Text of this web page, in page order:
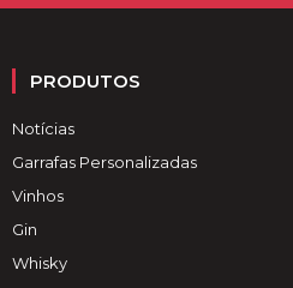
PRODUTOS
Notícias
Garrafas Personalizadas
Vinhos
Gin
Whisky